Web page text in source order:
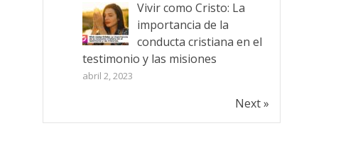
Vivir como Cristo: La
importancia de la
conducta cristiana en el
testimonio y las misiones
abril 2, 2023
Next »